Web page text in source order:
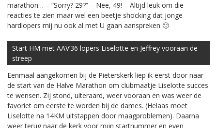
marathon… – “Sorry? 29?” – Nee, 49! – Altijd leuk om die
reacties te zien maar wel een beetje shocking dat jonge
hardlopers mij nu ook al met U gaan aanspreken 🙂
Start HM met AAV’36 lopers Liselotte en Jeffrey vooraan de
streep
Eenmaal aangekomen bij de Pieterskerk liep ik eerst door naar
de start van de Halve Marathon om clubmaatje Liselotte succes
te wensen. Zij stond, uiteraard, weer vooraan en was weer de
favoriet om eerste te worden bij de dames. (Helaas moet
Liselotte na 14KM uitstappen door maagproblemen). Daarna
weer terug naar de kerk voor mijn startnummer en even